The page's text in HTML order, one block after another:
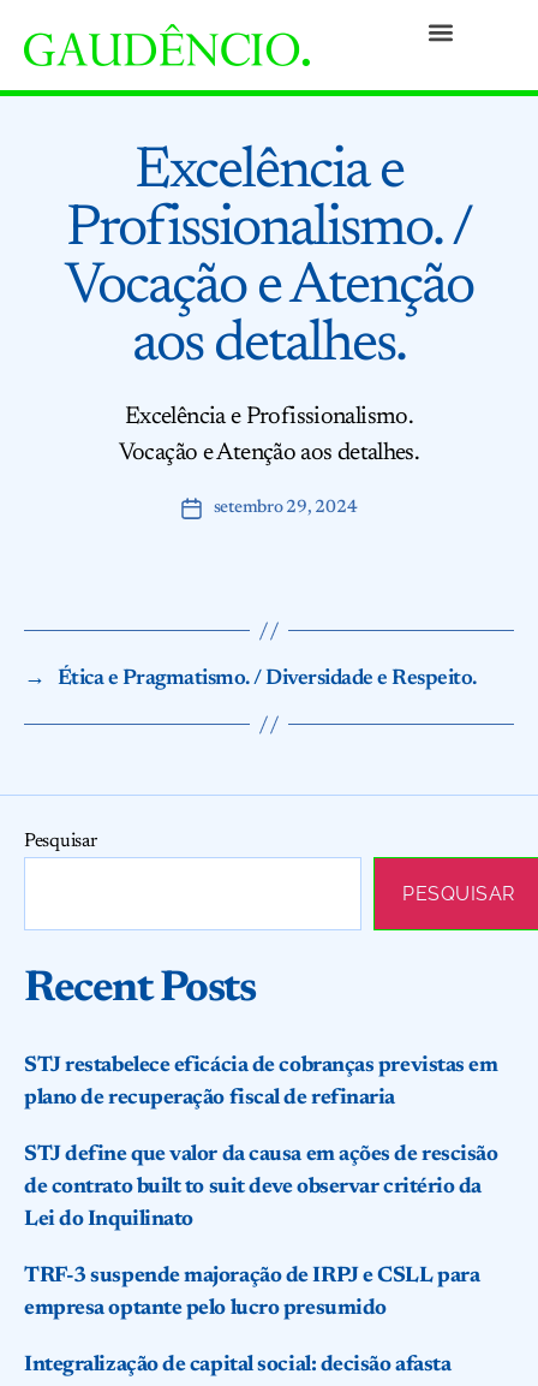
Excelência e
Profissionalismo. /
Vocação e Atenção
aos detalhes.
Excelência e Profissionalismo.
Vocação e Atenção aos detalhes.
setembro 29, 2024
→ Ética e Pragmatismo. / Diversidade e Respeito.
Pesquisar
PESQUISAR
Recent Posts
STJ restabelece eficácia de cobranças previstas em
plano de recuperação fiscal de refinaria
STJ define que valor da causa em ações de rescisão
de contrato built to suit deve observar critério da
Lei do Inquilinato
TRF-3 suspende majoração de IRPJ e CSLL para
empresa optante pelo lucro presumido
Integralização de capital social: decisão afasta